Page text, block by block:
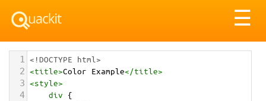
☰
1 <!DOCTYPE html>
2 <title>Color Example</title>
3 <style>
4 div {